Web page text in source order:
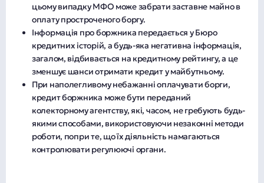
цьому випадку МФО може забрати заставне майно в
оплату простроченого боргу.
Інформація про боржника передається у Бюро
кредитних історій, а будь-яка негативна інформація,
загалом, відбивається на кредитному рейтингу, а це
зменшує шанси отримати кредит у майбутньому.
При наполегливому небажанні оплачувати борги,
кредит боржника може бути переданий
колекторному агентству, які, часом, не гребують будь-
якими способами, використовуючи незаконні методи
роботи, попри те, що їх діяльність намагаються
контролювати регулюючі органи.